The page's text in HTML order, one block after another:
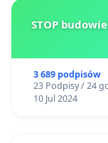
STOP
3 689 podpisów
23 Podpisy / 24
10 Jul 2024